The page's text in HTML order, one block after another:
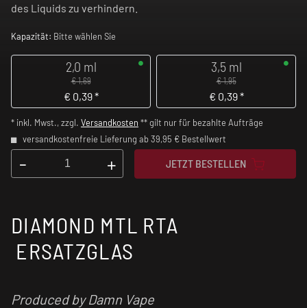
des Liquids zu verhindern.
Kapazität: Bitte wählen Sie
2,0 ml
€ 1,69
€ 0,39*
3,5 ml
€ 1,95
€ 0,39*
* inkl. Mwst., zzgl. Versandkosten ** gilt nur für bezahlte Aufträge
versandkostenfreie Lieferung ab 39,95 € Bestellwert
- + JETZT BESTELLEN
DIAMOND MTL RTA
ERSATZGLAS
Produced by Damn Vape